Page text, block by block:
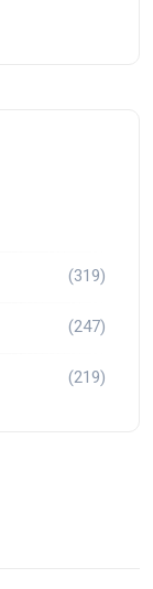
(319)
(247)
(219)